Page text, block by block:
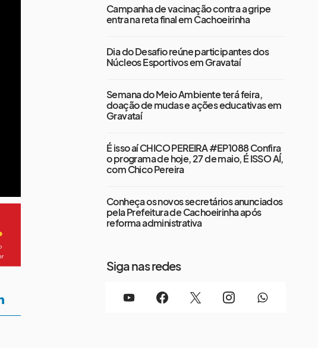
Campanha de vacinação contra a gripe
entra na reta final em Cachoeirinha
Dia do Desafio reúne participantes dos
Núcleos Esportivos em Gravataí
Semana do Meio Ambiente terá feira,
doação de mudas e ações educativas em
Gravataí
É isso aí CHICO PEREIRA #EP1088 Confira
o programa de hoje, 27 de maio, É ISSO AÍ,
com Chico Pereira
Conheça os novos secretários anunciados
pela Prefeitura de Cachoeirinha após
reforma administrativa
Siga nas redes